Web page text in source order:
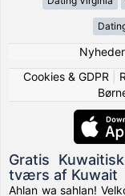
Nyheder
Cookies & GDPR
Gratis
tværs af Kuwait
Ahlan wa sahlan!